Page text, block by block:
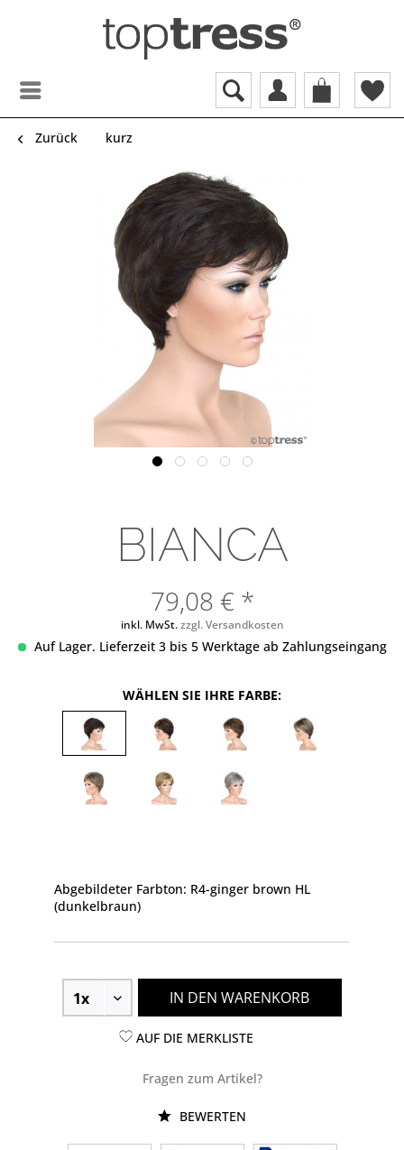
Zurück kurz
BIANCA
79,08 € *
inkl. MwSt.zzgl. Versandkosten
Auf Lager. Lieferzeit 3 bis 5 Werktage ab Zahlungseingang
WÄHLEN SIE IHRE FARBE:
Abgebildeter Farbton: R4-ginger brown HL
(dunkelbraun)
IN DEN WARENKORB
AUF DIE MERKLISTE
Fragen zum Artikel?
BEWERTEN